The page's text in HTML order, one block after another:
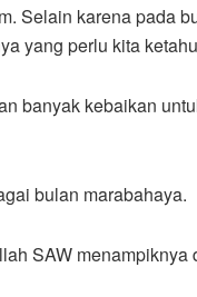
Selain karena pada
yang perlu kita
banyak kebaikan
bulan marabahaya.
SAW menampiknya